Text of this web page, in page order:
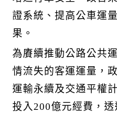
證系統、提高公車運
果。
為賡續推動公路公共
情流失的客運運量，
運輸永續及交通平權
投入200億元經費，